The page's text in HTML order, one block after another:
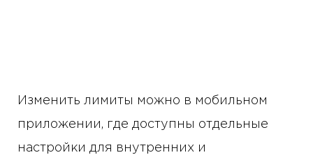
Изменить лимиты можно в мобильном
приложении, где доступны отдельные
настройки для внутренних и